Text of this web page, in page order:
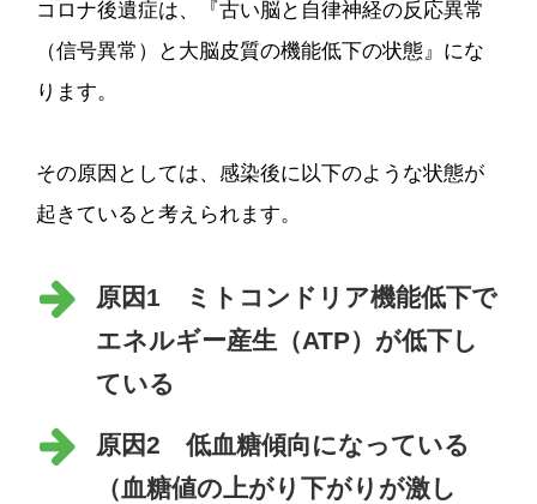
コロナ後遺症は、『古い脳と自律神経の反応異常
（信号異常）と大脳皮質の機能低下の状態』にな
ります。
その原因としては、感染後に以下のような状態が
起きていると考えられます。
原因1 ミトコンドリア機能低下で
エネルギー産生（ATP）が低下し
ている
原因2 低血糖傾向になっている
（血糖値の上がり下がりが激し